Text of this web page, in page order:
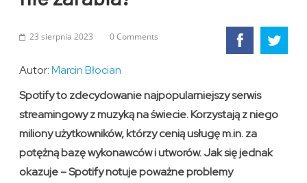
23 sierpnia 2023 0 Comments
Autor:Marcin Błocian
Spotify to zdecydowanie najpopularniejszy serwis
streamingowy z muzyką na świecie. Korzystają z niego
miliony użytkowników, którzy cenią usługę m.in. za
potężną bazę wykonawców i utworów. Jak się jednak
okazuje – Spotify notuje poważne problemy